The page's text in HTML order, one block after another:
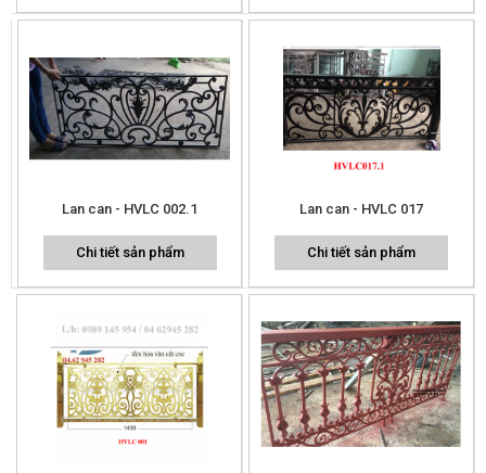
Lan can - HVLC 002.1
Chi tiết sản phẩm
Lan can - HVLC 017
Chi tiết sản phẩm